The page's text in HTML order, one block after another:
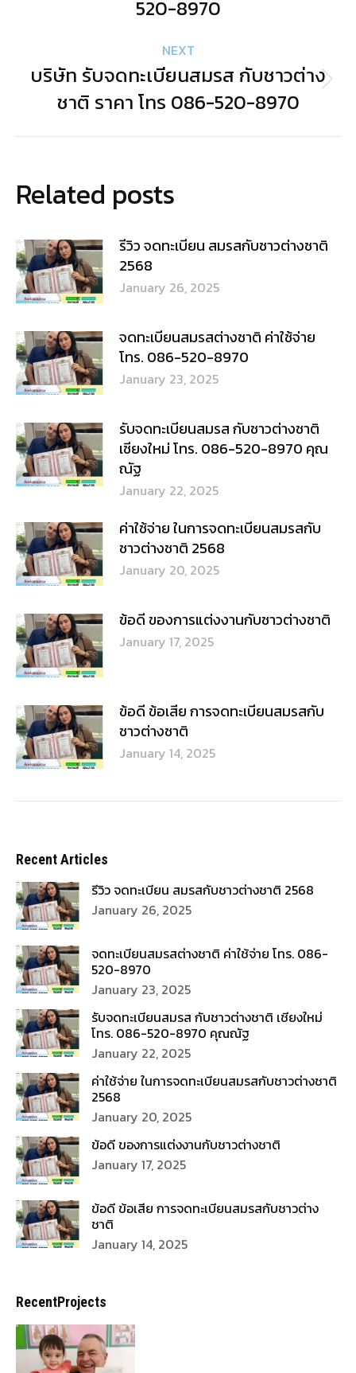
รีวิว จดทะเบียน สมรสกับชาวต่างชาติ
2568
January 26, 2025
จดทะเบียนสมรสต่างชาติ ค่าใช้จ่าย
เชียงใหม่ โทร. 086-520-8970 คุณ
ณัฐ
January 22, 2025
ค่าใช้จ่าย ในการจดทะเบียนสมรสกับ
ชาวต่างชาติ 2568
January 20, 2025
ข้อดี ของการแต่งงานกับชาวต่างชาติ
January 17, 2025
ชาวต่างชาติ
January 14, 2025
Recent Articles
January 26, 2025
จดทะเบียนสมรสต่างชาติ ค่าใช้จ่าย โทร. 086-
520-8970
January 22, 2025
ค่าใช้จ่าย ในการจดทะเบียนสมรสกับชาวต่างชาติ
2568
January 20, 2025
ข้อดี ของการแต่งงานกับชาวต่างชาติ
January 17, 2025
ข้อดี ข้อเสีย การจดทะเบียนสมรสกับชาวต่าง
ชาติ
January 14, 2025
RecentProjects